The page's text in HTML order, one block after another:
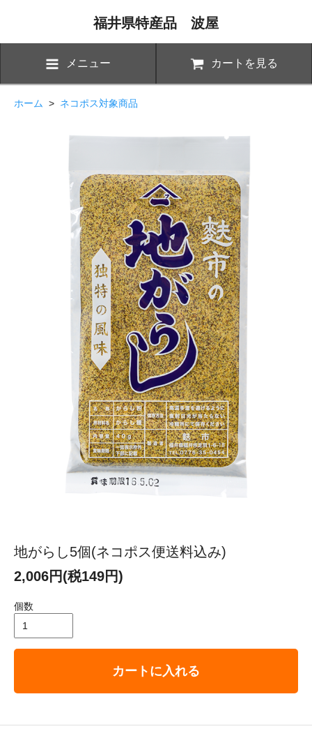
福井県特産品 波屋
メニュー カートを見る
ホーム > ネコポス対象商品
地がらし5個(ネコポス便送料込み)
2,006円(税149円)
個数
カートに入れる